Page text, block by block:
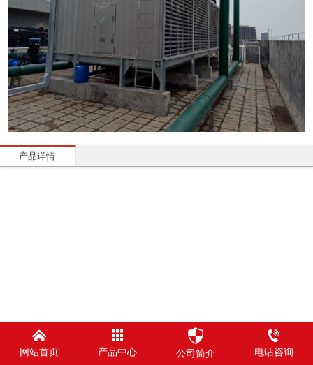
产品详情
网站首页 产品中心 公司简介 电话咨询